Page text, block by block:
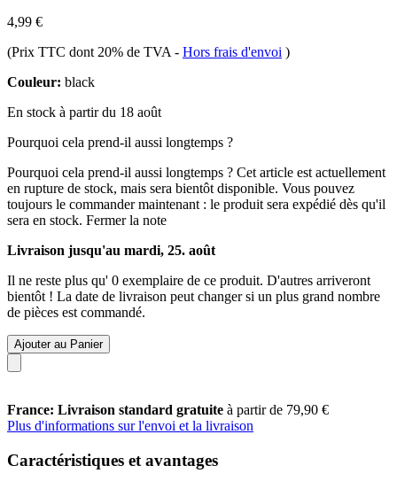
4,99 €
(Prix TTC dont 20% de TVA - Hors frais d'envoi )
Couleur: black
En stock à partir du 18 août
Pourquoi cela prend-il aussi longtemps ?
Pourquoi cela prend-il aussi longtemps ? Cet article est actuellement
en rupture de stock, mais sera bientôt disponible. Vous pouvez
toujours le commander maintenant : le produit sera expédié dès qu'il
sera en stock. Fermer la note
Livraison jusqu'au mardi, 25. août
Il ne reste plus qu' 0 exemplaire de ce produit. D'autres arriveront
bientôt ! La date de livraison peut changer si un plus grand nombre
de pièces est commandé.
Ajouter au Panier
France: Livraison standard gratuite à partir de 79,90 €
Plus d'informations sur l'envoi et la livraison
Caractéristiques et avantages